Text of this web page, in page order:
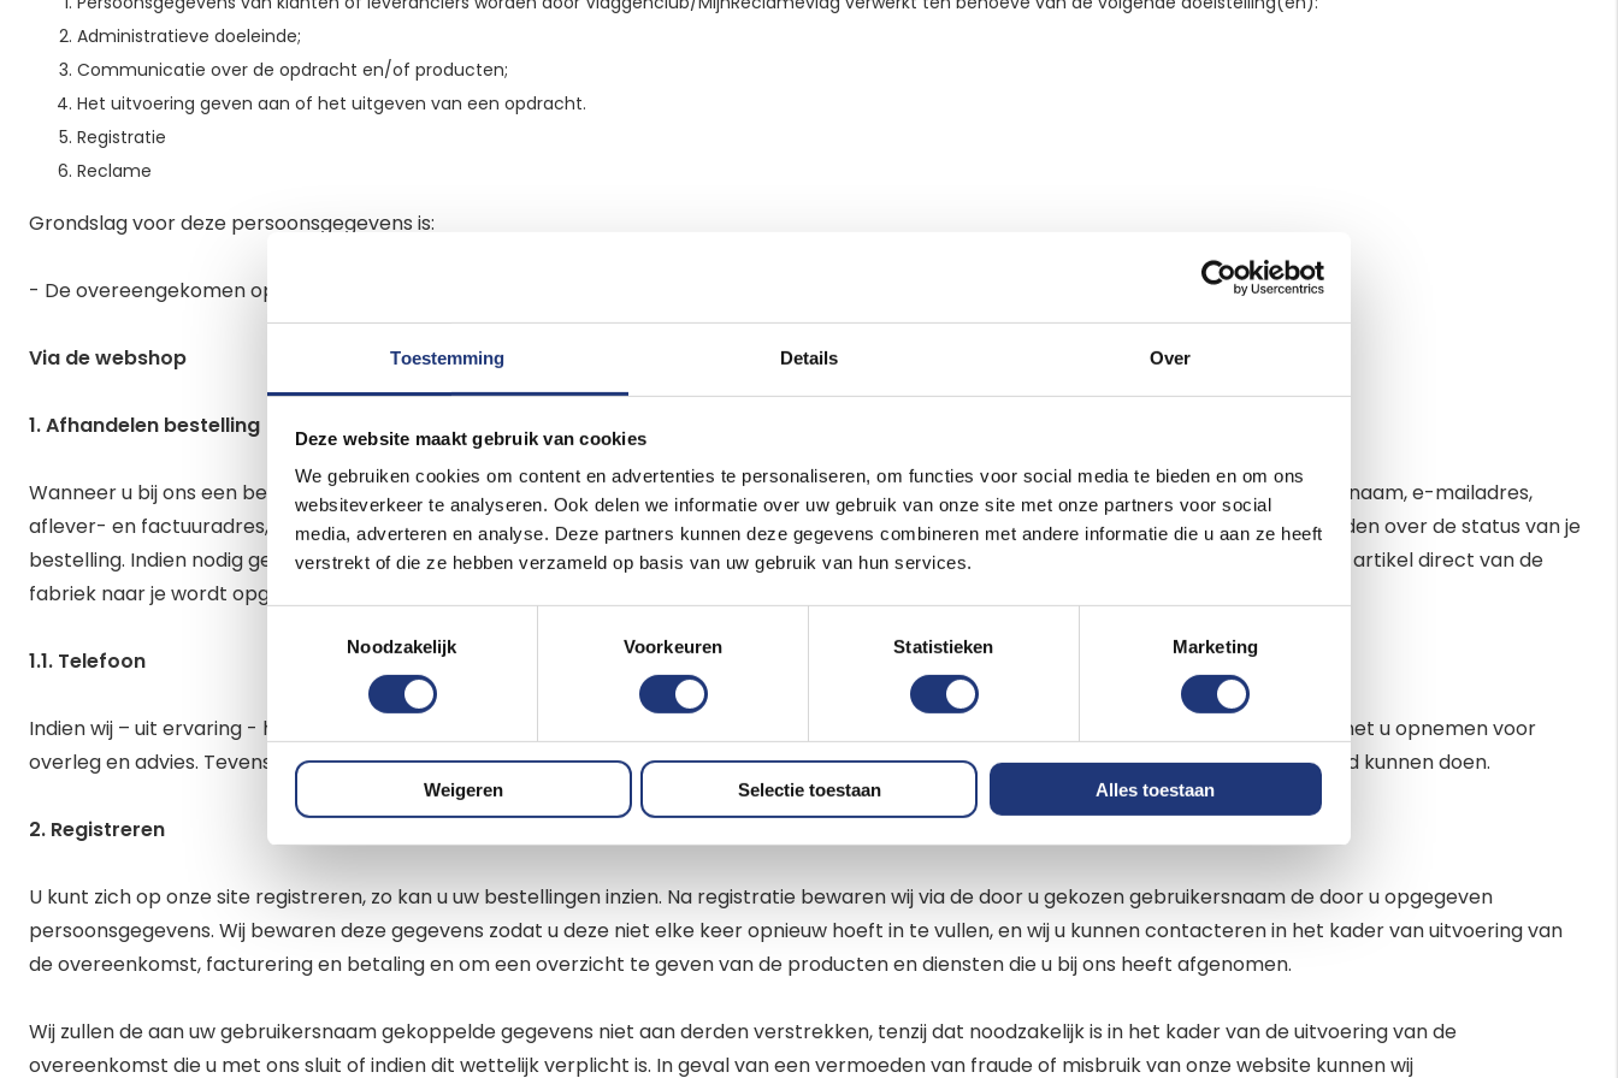
Toestemming Details Over
Deze website maakt gebruik van cookies
We gebruiken cookies om content en advertenties te personaliseren, om functies voor social media te bieden en om ons
websiteverkeer te analyseren. Ook delen we informatie over uw gebruik van onze site met onze partners voor social
media, adverteren en analyse. Deze partners kunnen deze gegevens combineren met andere informatie die u aan ze heeft
verstrekt of die ze hebben verzameld op basis van uw gebruik van hun services.
Noodzakelijk
Voorkeuren Statistieken Marketing
Weigeren Selectie toestaan Alles toestaan
Administratieve doeleinde;
Communicatie over de opdracht en/of producten;
Het uitvoering geven aan of het uitgeven van een opdracht.
Registratie
Reclame
Grondslag voor deze persoonsgegevens is:
- De overeengekomen opdracht;
Via de webshop
1. Afhandelen bestelling
Wanneer u bij ons een bestelling plaatst, maken wij voor de afhandeling daarvan gebruik van uw persoonsgegevens. Hiervoor hebben we je naam, e-mailadres,
aflever- en factuuradres, betaalgegevens en je telefoonnummer nodig. Daarmee kunnen we je bestelling bezorgen en je op de hoogte houden over de status van je
bestelling. Indien nodig geven wij uw gegevens ook aan anderen voor een bestelling, bijvoorbeeld aan bezorgdiensten en leverancier als het artikel direct van de
fabriek naar je wordt opgestuurd. We eisen dat deze partijen net zo zorgvuldig met uw gegevens omgaan als wij dat doen.
1.1. Telefoon
Indien wij – uit ervaring - het vermoeden hebben dat u een verkeerd artikel besteld heeft, bijvoorbeeld te klein, zullen wij hierover contact met u opnemen voor
overleg en advies. Tevens nemen wij contact met u op indien het artikel tijdelijk niet op voorraad blijkt te zijn en indien wij u een ander aanbod kunnen doen.
2. Registreren
U kunt zich op onze site registreren, zo kan u uw bestellingen inzien. Na registratie bewaren wij via de door u gekozen gebruikersnaam de door u opgegeven
persoonsgegevens. Wij bewaren deze gegevens zodat u deze niet elke keer opnieuw hoeft in te vullen, en wij u kunnen contacteren in het kader van uitvoering van
de overeenkomst, facturering en betaling en om een overzicht te geven van de producten en diensten die u bij ons heeft afgenomen.
Wij zullen de aan uw gebruikersnaam gekoppelde gegevens niet aan derden verstrekken, tenzij dat noodzakelijk is in het kader van de uitvoering van de
overeenkomst die u met ons sluit of indien dit wettelijk verplicht is. In geval van een vermoeden van fraude of misbruik van onze website kunnen wij